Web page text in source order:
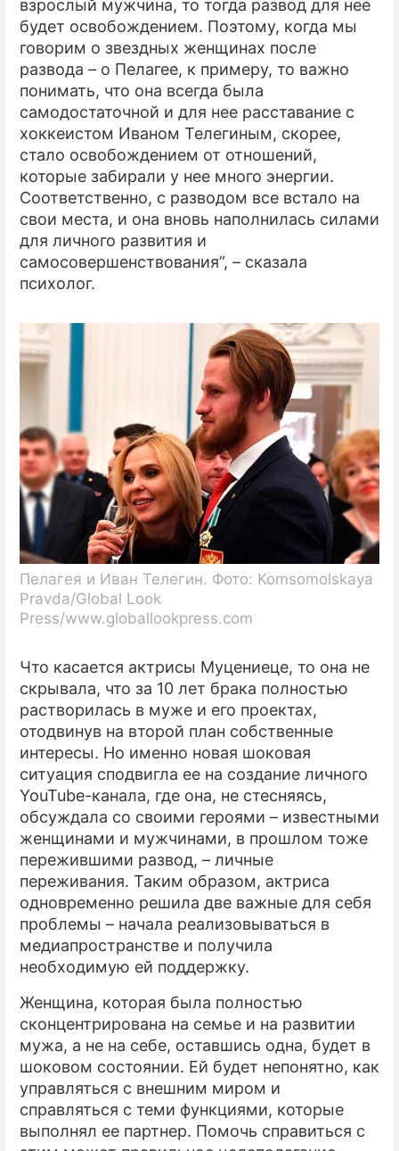
взрослый мужчина, то тогда развод для нее
будет освобождением. Поэтому, когда мы
говорим о звездных женщинах после
развода – о Пелагее, к примеру, то важно
понимать, что она всегда была
самодостаточной и для нее расставание с
хоккеистом Иваном Телегиным, скорее,
стало освобождением от отношений,
которые забирали у нее много энергии.
Соответственно, с разводом все встало на
свои места, и она вновь наполнилась силами
для личного развития и
самосовершенствования”, – сказала
психолог.
Пелагея и Иван Телегин. Фото: Komsomolskaya
Pravda/Global Look
Press/www.globallookpress.com
Что касается актрисы Муцениеце, то она не
скрывала, что за 10 лет брака полностью
растворилась в муже и его проектах,
отодвинув на второй план собственные
интересы. Но именно новая шоковая
ситуация сподвигла ее на создание личного
YouTube-канала, где она, не стесняясь,
обсуждала со своими героями – известными
женщинами и мужчинами, в прошлом тоже
пережившими развод, – личные
переживания. Таким образом, актриса
одновременно решила две важные для себя
проблемы – начала реализовываться в
медиапространстве и получила
необходимую ей поддержку.
Женщина, которая была полностью
сконцентрирована на семье и на развитии
мужа, а не на себе, оставшись одна, будет в
шоковом состоянии. Ей будет непонятно, как
управляться с внешним миром и
справляться с теми функциями, которые
выполнял ее партнер. Помочь справиться с